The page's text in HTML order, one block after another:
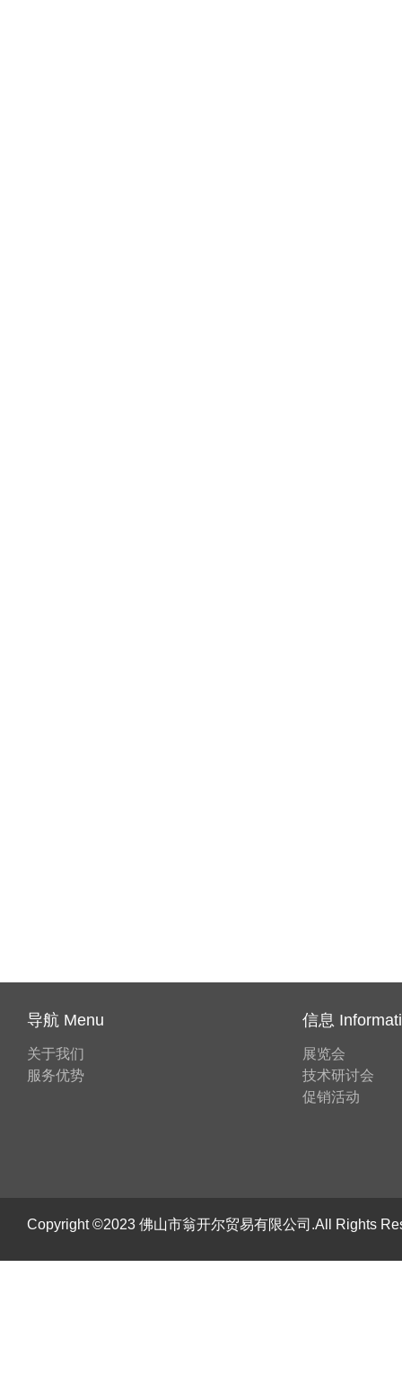
导航 Menu
关于我们
服务优势
信息
展览会
技术研讨会
促销活动
Copyright ©2023 佛山市翁开尔贸易有限公司.All Rights